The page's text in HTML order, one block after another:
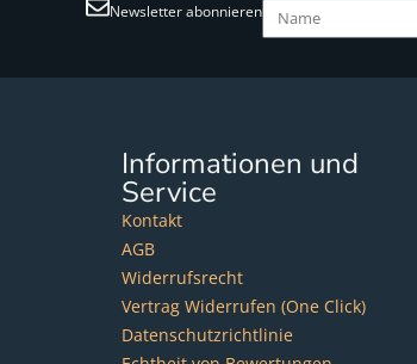
Newsletter abonnieren
Informationen und
Service
Kontakt
AGB
Widerrufsrecht
Vertrag Widerrufen (One Click)
Datenschutzrichtlinie